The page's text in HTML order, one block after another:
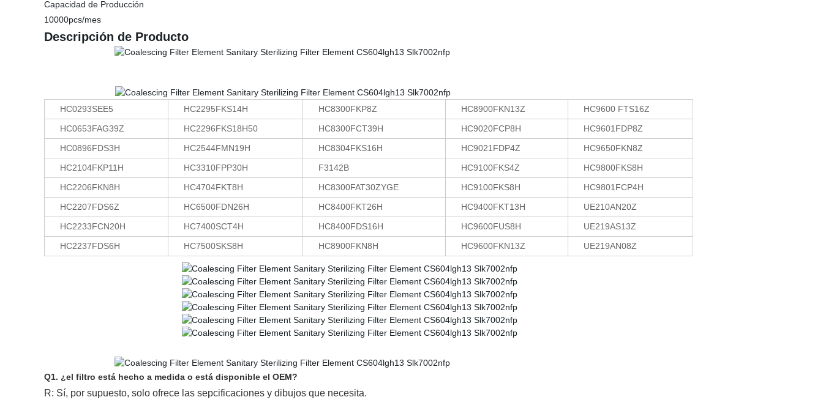
Capacidad de Producción
10000pcs/mes
Descripción de Producto
HC0293SEE5 HC2295FKS14H HC8300FKP8Z HC8900FKN13Z
HC9600 FTS16Z
HC0653FAG39Z
HC2296FKS18H50 HC8300FCT39H HC9020FCP8H
HC9601FDP8Z
HC0896FDS3H
HC2544FMN19H HC8304FKS16H HC9021FDP4Z
HC9650FKN8Z
HC2104FKP11H
HC3310FPP30H F3142B HC9100FKS4Z
HC9800FKS8H
HC2206FKN8H
HC4704FKT8H HC8300FAT30ZYGE HC9100FKS8H
HC9801FCP4H
HC2207FDS6Z
HC6500FDN26H HC8400FKT26H HC9400FKT13H
UE210AN20Z
HC2233FCN20H
HC7400SCT4H HC8400FDS16H HC9600FUS8H
UE219AS13Z
HC2237FDS6H
HC7500SKS8H HC8900FKN8H HC9600FKN13Z UE219AN08Z
Q1. ¿el filtro está hecho a medida o está disponible el OEM?
R: Sí, por supuesto, solo ofrece las sepcificaciones y dibujos que necesita.